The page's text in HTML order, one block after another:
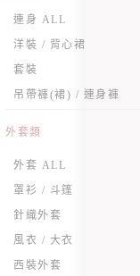
連身 ALL
洋裝 / 背心裙
套裝
吊帶褲(裙) / 連身褲
外套類
外套 ALL
罩衫 / 斗篷
針織外套
風衣 / 大衣
西裝外套